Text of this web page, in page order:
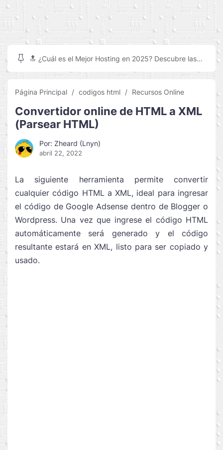
🔝 ¿Cuál es el Mejor Hosting en 2025? Descubre las
Página Principal codigos html Recursos Online
Convertidor online de HTML a XML
(Parsear HTML)
Por: Zheard (Lnyn)
abril 22, 2022
La siguiente herramienta permite convertir
cualquier código HTML a XML, ideal para ingresar
el código de Google Adsense dentro de Blogger o
Wordpress. Una vez que ingrese el código HTML
automáticamente será generado y el código
resultante estará en XML, listo para ser copiado y
usado.